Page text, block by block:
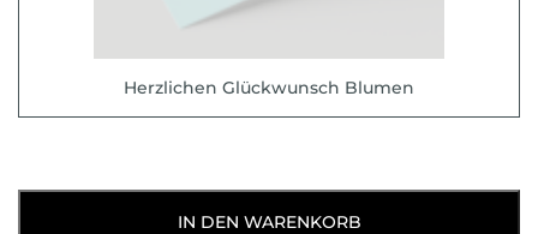
Herzlichen Glückwunsch Blumen
IN DEN WARENKORB